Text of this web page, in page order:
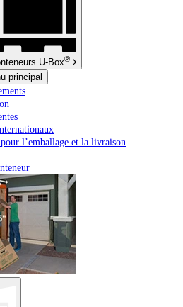
U-Box®
principal
l’emballage et la livraison